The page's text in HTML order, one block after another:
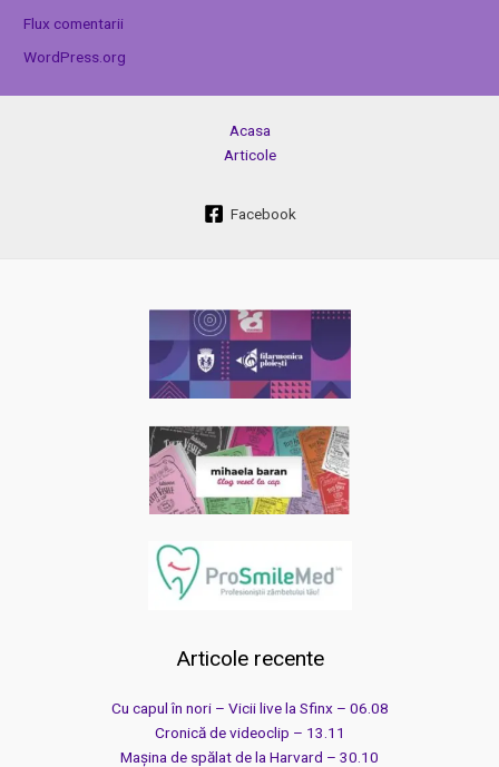
Flux comentarii
WordPress.org
Acasa
Articole
Facebook
Articole recente
Cu capul în nori – Vicii live la Sfinx – 06.08
Cronică de videoclip – 13.11
Mașina de spălat de la Harvard – 30.10